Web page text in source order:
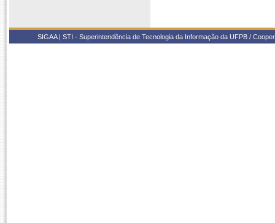
SIGAA | STI - Superintendência de Tecnologia da Informação da UFPB /